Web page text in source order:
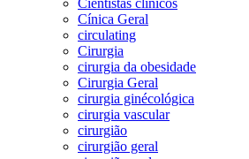
Cínica Geral
circulating
Cirurgia
cirurgia da obesidade
Cirurgia Geral
cirurgia ginécológica
cirurgia vascular
cirurgião
cirurgião geral